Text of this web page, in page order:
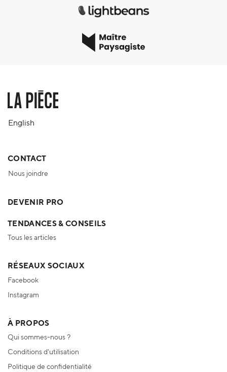
English
CONTACT
Nous joindre
DEVENIR PRO
TENDANCES & CONSEILS
Tous les articles
RÉSEAUX SOCIAUX
Facebook
Instagram
À PROPOS
Qui sommes-nous ?
Conditions d'utilisation
Politique de confidentialité